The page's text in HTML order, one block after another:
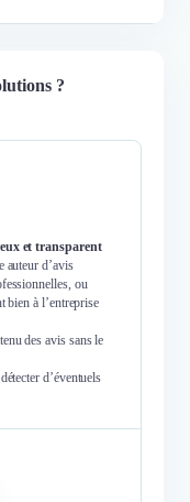
?
et transparent
auteur d’avis
ou
bien à l’entreprise
des avis sans le
d’éventuels